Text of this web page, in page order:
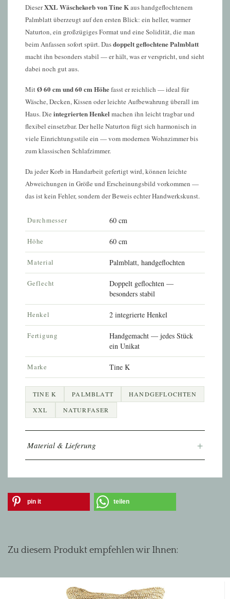
DieserXXL Wäschekorb von Tine Kaus handgeflochtenem
Palmblatt überzeugt auf den ersten Blick: ein heller, warmer
Naturton, ein großzügiges Format und eine Solidität, die man
beim Anfassen sofort spürt. Dasdoppelt geflochtene Palmblatt
macht ihn besonders stabil — er hält, was er verspricht, und sieht
dabei noch gut aus.
MitØ 60 cm und 60 cm Höhefasst er reichlich — ideal für
Wäsche, Decken, Kissen oder leichte Aufbewahrung überall im
Haus. Die integrierten Henkel machen ihn leicht tragbar und
flexibel einsetzbar. Der helle Naturton fügt sich harmonisch in
viele Einrichtungsstile ein — vom modernen Wohnzimmer bis
zum klassischen Schlafzimmer.
Da jeder Korb in Handarbeit gefertigt wird, können leichte
Abweichungen in Größe und Erscheinungsbild vorkommen —
das ist kein Fehler, sondern der Beweis echter Handwerkskunst.
Durchmesser 60 cm
Höhe 60 cm
Material Palmblatt, handgeflochten
Geflecht
Doppelt geflochten —
besonders stabil
Henkel 2 integrierte Henkel
Fertigung
Handgemacht — jedes Stück
ein Unikat
Marke Tine K
TINE K PALMBLATT
HANDGEFLOCHTEN
XXL
NATURFASER
Material & Lieferung +
pin it teilen
Zu diesem Produkt empfehlen wir Ihnen: